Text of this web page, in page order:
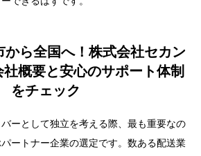
から全国へ！株式会社セカン
社概要と安心のサポート体制
をチェック
ーとして独立を考える際、最も重要なの
ートナー企業の選定です。数ある配送業